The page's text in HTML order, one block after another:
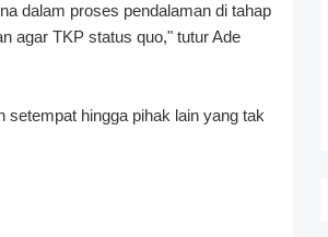
dalam proses pendalaman di tahap
agar TKP status quo," tutur Ade
setempat hingga pihak lain yang tak